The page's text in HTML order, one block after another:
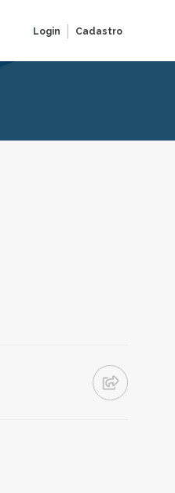
Login Cadastro